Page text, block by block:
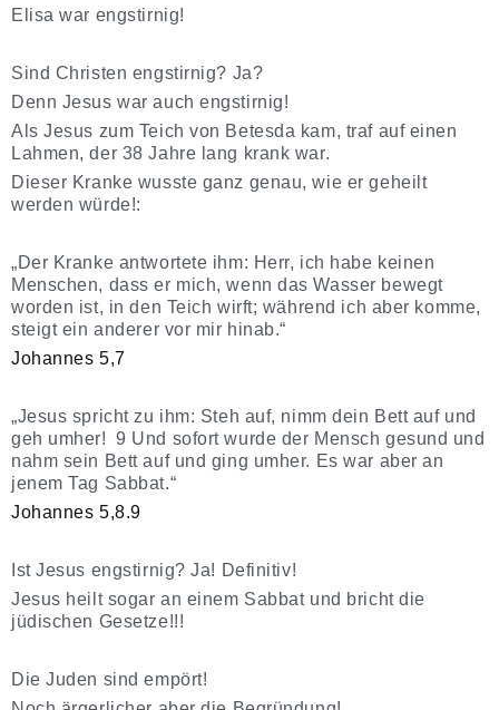
Elisa war engstirnig!
Sind Christen engstirnig? Ja?
Denn Jesus war auch engstirnig!
Als Jesus zum Teich von Betesda kam, traf auf einen
Lahmen, der 38 Jahre lang krank war.
Dieser Kranke wusste ganz genau, wie er geheilt
werden würde!:
„Der Kranke antwortete ihm: Herr, ich habe keinen
Menschen, dass er mich, wenn das Wasser bewegt
worden ist, in den Teich wirft; während ich aber komme,
steigt ein anderer vor mir hinab.“
Johannes 5,7
„Jesus spricht zu ihm: Steh auf, nimm dein Bett auf und
geh umher! 9 Und sofort wurde der Mensch gesund und
nahm sein Bett auf und ging umher. Es war aber an
jenem Tag Sabbat.“
Johannes 5,8.9
Ist Jesus engstirnig? Ja! Definitiv!
Jesus heilt sogar an einem Sabbat und bricht die
jüdischen Gesetze!!!
Die Juden sind empört!